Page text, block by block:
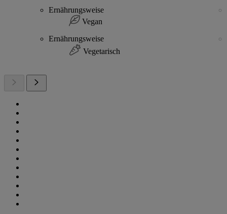
Ernährungsweise
Vegan
Ernährungsweise
Vegetarisch